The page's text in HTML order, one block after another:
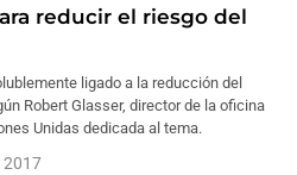
reducir el riesgo del
ligado a la reducción del
Robert Glasser, director de la oficina
Unidas dedicada al tema.
2017